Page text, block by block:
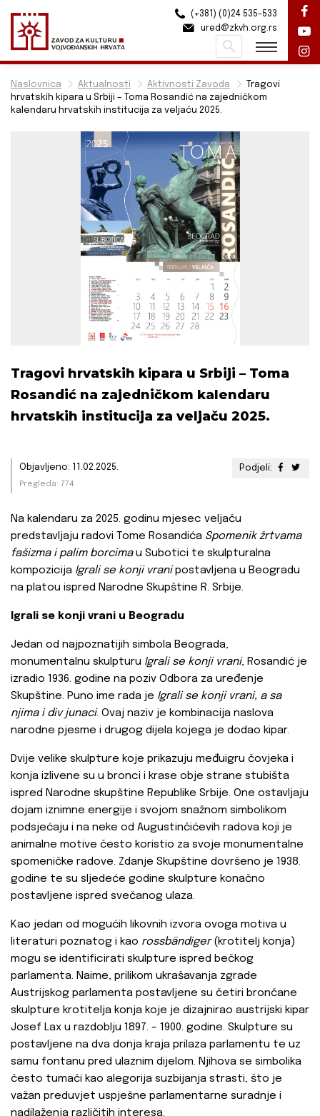
Naslovnica Aktualnosti Aktivnosti Zavoda
Tragovi
hrvatskih kipara u Srbiji – Toma Rosandić na zajedničkom
kalendaru hrvatskih institucija za veljaču 2025.
Tragovi hrvatskih kipara u Srbiji – Toma
Rosandić na zajedničkom kalendaru
hrvatskih institucija za veljaču 2025.
Podjeli:
Objavljeno: 11.02.2025.
Pregleda: 774
Na kalendaru za 2025. godinu mjesec veljaču
predstavljaju radovi Tome Rosandića Spomenik žrtvama
fašizma i palim borcimau Subotici te skulpturalna
kompozicija Igrali se konji vranipostavljena u Beogradu
na platou ispred Narodne Skupštine R. Srbije.
Igrali se konji vrani u Beogradu
Jedan od najpoznatijih simbola Beograda,
monumentalnu skulpturu Igrali se konji vrani, Rosandić je
izradio 1936. godine na poziv Odbora za uređenje
Skupštine. Puno ime rada je Igrali se konji vrani, a sa
njima i div junaci. Ovaj naziv je kombinacija naslova
narodne pjesme i drugog dijela kojega je dodao kipar.
Dvije velike skulpture koje prikazuju međuigru čovjeka i
konja izlivene su u bronci i krase obje strane stubišta
ispred Narodne skupštine Republike Srbije. One ostavljaju
dojam iznimne energije i svojom snažnom simbolikom
podsjećaju i na neke od Augustinčićevih radova koji je
animalne motive često koristio za svoje monumentalne
spomeničke radove. Zdanje Skupštine dovršeno je 1938.
godine te su sljedeće godine skulpture konačno
postavljene ispred svečanog ulaza.
Kao jedan od mogućih likovnih izvora ovoga motiva u
literaturi poznatog i kao rossbändiger(krotitelj konja)
mogu se identificirati skulpture ispred bečkog
parlamenta. Naime, prilikom ukrašavanja zgrade
Austrijskog parlamenta postavljene su četiri brončane
skulpture krotitelja konja koje je dizajnirao austrijski kipar
Josef Lax u razdoblju 1897. – 1900. godine. Skulpture su
postavljene na dva donja kraja prilaza parlamentu te uz
samu fontanu pred ulaznim dijelom. Njihova se simbolika
često tumači kao alegorija suzbijanja strasti, što je
važan preduvjet uspješne parlamentarne suradnje i
nadilaženja različitih interesa.
(+381) (0)24 535-533
ured@zkvh.org.rs
Pretraži